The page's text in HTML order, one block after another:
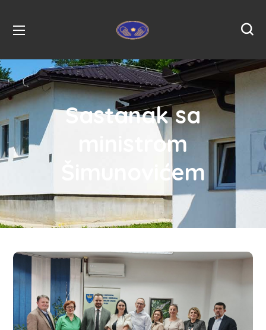
Sastanak sa
ministrom
Šimunovićem